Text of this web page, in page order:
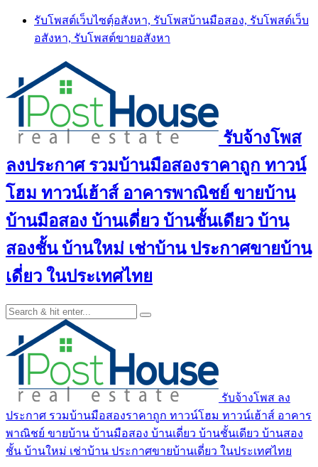
Skip
content
รับโพสต์เว็บไซตฺ์อสังหา, รับโพสบ้านมือสอง, รับโพสต์เว็บ
อสังหา, รับโพสต์ขายอสังหา
รับจ้างโพส
ลงประกาศ รวมบ้านมือสองราคาถูก ทาวน์
โฮม ทาวน์เฮ้าส์ อาคารพาณิชย์ ขายบ้าน
บ้านมือสอง บ้านเดี่ยว บ้านชั้นเดียว บ้าน
สองชั้น บ้านใหม่ เช่าบ้าน ประกาศขายบ้าน
เดี่ยว ในประเทศไทย
รับจ้างโพส ลง
ประกาศ รวมบ้านมือสองราคาถูก ทาวน์โฮม ทาวน์เฮ้าส์ อาคาร
พาณิชย์ ขายบ้าน บ้านมือสอง บ้านเดี่ยว บ้านชั้นเดียว บ้านสอง
ชั้น บ้านใหม่ เช่าบ้าน ประกาศขายบ้านเดี่ยว ในประเทศไทย